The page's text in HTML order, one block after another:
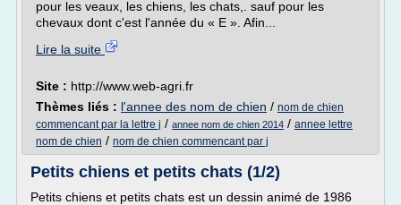
pour les veaux, les chiens, les chats,. sauf pour les
chevaux dont c'est l'année du « E ». Afin...
Lire la suite
Site : http://www.web-agri.fr
Thèmes liés : l'annee des nom de chien / nom de chien
commencant par la lettre j / annee nom de chien 2014 / annee lettre
nom de chien / nom de chien commencant par j
Petits chiens et petits chats (1/2)
Petits chiens et petits chats est un dessin animé de 1986